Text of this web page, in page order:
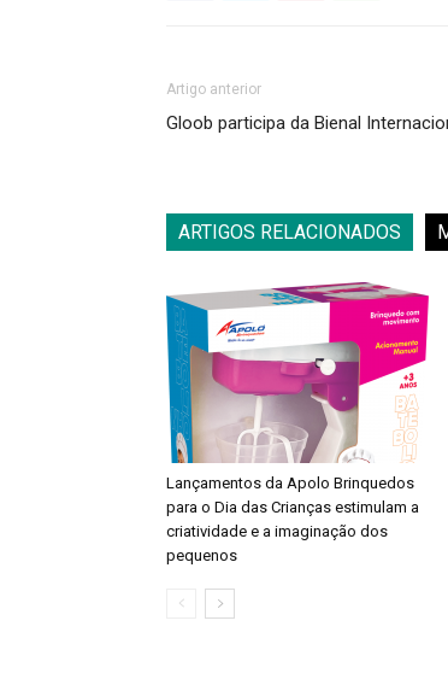
Artigo anterior
Gloob participa da Bienal
ARTIGOS RELACIONADOS
Lançamentos da Apolo Brinquedos
para o Dia das Crianças estimulam a
criatividade e a imaginação dos
pequenos